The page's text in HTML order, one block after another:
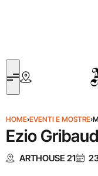
HOME›EVENTI E MOSTRE›
Ezio
ARTHOUSE 21